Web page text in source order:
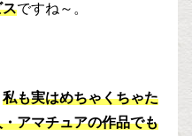
スですね～。
私も実はめちゃくちゃた
アマチュアの作品でも